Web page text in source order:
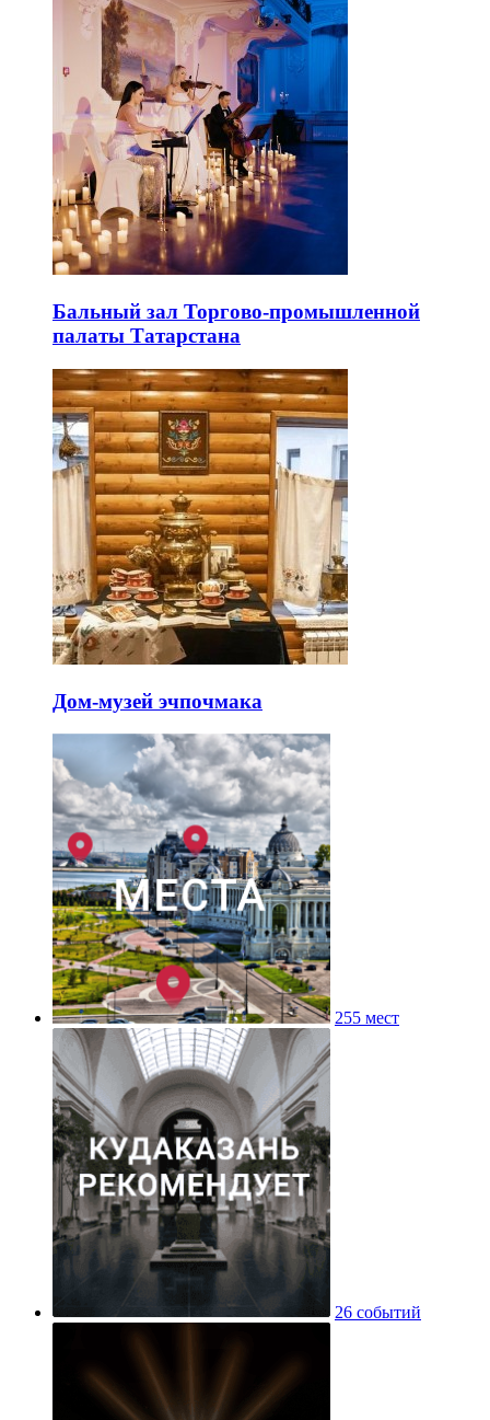
Бальный зал Торгово-промышленной
палаты Татарстана
Дом-музей эчпочмака
255 мест
26 событий